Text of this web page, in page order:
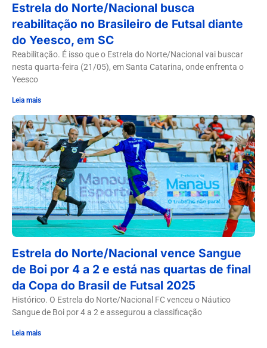
Estrela do Norte/Nacional busca
reabilitação no Brasileiro de Futsal diante
do Yeesco, em SC
Reabilitação. É isso que o Estrela do Norte/Nacional vai buscar
nesta quarta-feira (21/05), em Santa Catarina, onde enfrenta o
Yeesco
Leia mais
Estrela do Norte/Nacional vence Sangue
de Boi por 4 a 2 e está nas quartas de final
da Copa do Brasil de Futsal 2025
Histórico. O Estrela do Norte/Nacional FC venceu o Náutico
Sangue de Boi por 4 a 2 e assegurou a classificação
Leia mais